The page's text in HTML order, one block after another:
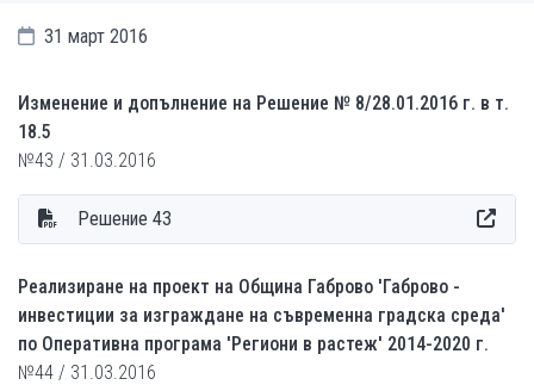
31 март 2016
Изменение и допълнение на Решение № 8/28.01.2016 г. в т.
18.5
№43 / 31.03.2016
Решение 43
Реализиране на проект на Община Габрово 'Габрово -
инвестиции за изграждане на съвременна градска среда'
по Оперативна програма 'Региони в растеж' 2014-2020 г.
№44 / 31.03.2016